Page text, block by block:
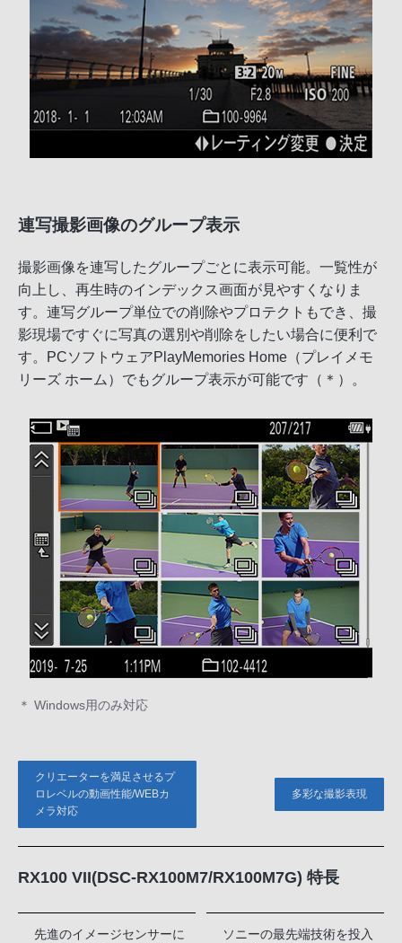
連写撮影画像のグループ表示
撮影画像を連写したグループごとに表示可能。一覧性が
向上し、再生時のインデックス画面が見やすくなりま
す。連写グループ単位での削除やプロテクトもでき、撮
影現場ですぐに写真の選別や削除をしたい場合に便利で
す。PCソフトウェアPlayMemories Home（プレイメモ
リーズ ホーム）でもグループ表示が可能です（＊）。
＊ Windows用のみ対応
クリエーターを満足させるプ
ロレベルの動画性能/WEBカ
メラ対応
多彩な撮影表現
RX100 VII(DSC-RX100M7/RX100M7G) 特長
先進のイメージセンサーに
ソニーの最先端技術を投入